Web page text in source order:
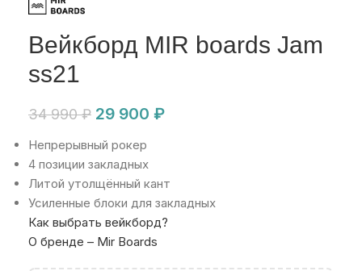
Вейкборд MIR boards Jam
ss21
34 990₽ 29 900 ₽
Непрерывный рокер
4 позиции закладных
Литой утолщённый кант
Усиленные блоки для закладных
Как выбрать вейкборд?
О бренде – Mir Boards